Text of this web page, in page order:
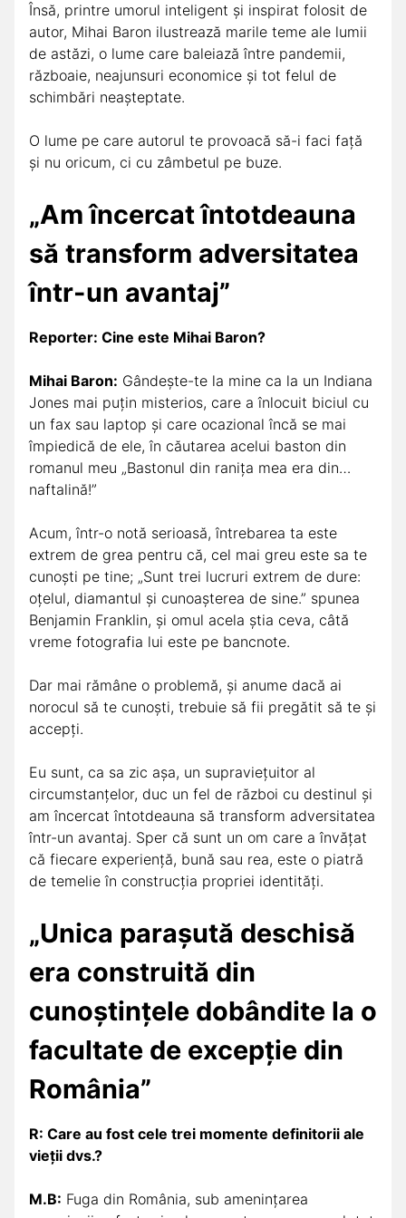
Însă, printre umorul inteligent și inspirat folosit de
autor, Mihai Baron ilustrează marile teme ale lumii
de astăzi, o lume care baleiază între pandemii,
războaie, neajunsuri economice și tot felul de
schimbări neașteptate.
O lume pe care autorul te provoacă să-i faci față
și nu oricum, ci cu zâmbetul pe buze.
„Am încercat întotdeauna
să transform adversitatea
într-un avantaj”
Reporter: Cine este Mihai Baron?
Mihai Baron: Gândește-te la mine ca la un Indiana
Jones mai puțin misterios, care a înlocuit biciul cu
un fax sau laptop și care ocazional încă se mai
împiedică de ele, în căutarea acelui baston din
romanul meu „Bastonul din ranița mea era din…
naftalină!”
Acum, într-o notă serioasă, întrebarea ta este
extrem de grea pentru că, cel mai greu este sa te
cunoști pe tine; „Sunt trei lucruri extrem de dure:
oțelul, diamantul și cunoașterea de sine.” spunea
Benjamin Franklin, și omul acela știa ceva, câtă
vreme fotografia lui este pe bancnote.
Dar mai rămâne o problemă, și anume dacă ai
norocul să te cunoști, trebuie să fii pregătit să te și
accepți.
Eu sunt, ca sa zic așa, un supraviețuitor al
circumstanțelor, duc un fel de război cu destinul și
am încercat întotdeauna să transform adversitatea
într-un avantaj. Sper că sunt un om care a învățat
că fiecare experiență, bună sau rea, este o piatră
de temelie în construcția propriei identități.
„Unica parașută deschisă
era construită din
cunoștințele dobândite la o
facultate de excepție din
România”
R: Care au fost cele trei momente definitorii ale
vieții dvs.?
M.B: Fuga din România, sub amenințarea